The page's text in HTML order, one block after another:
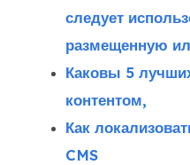
следует
размещенную
Каковы 5
контентом,
Как
CMS